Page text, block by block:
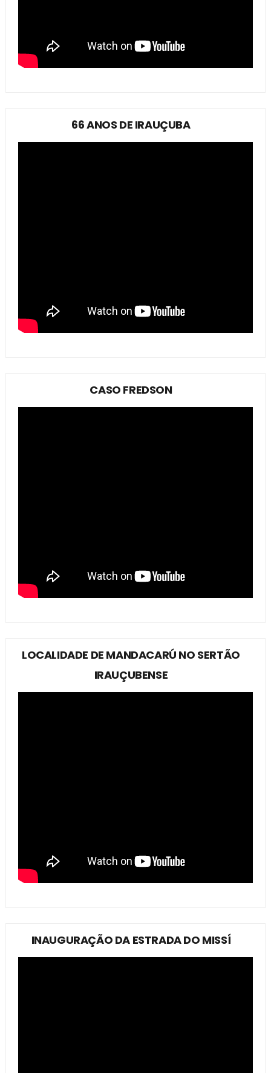
66 ANOS DE IRAUÇUBA
CASO FREDSON
LOCALIDADE DE MANDACARÚ NO SERTÃO
IRAUÇUBENSE
INAUGURAÇÃO DA ESTRADA DO MISSÍ